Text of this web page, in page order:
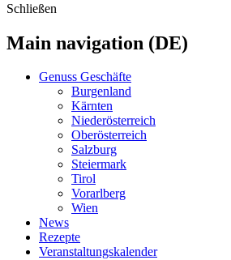
Schließen
Main navigation (DE)
Genuss Geschäfte
Burgenland
Kärnten
Niederösterreich
Oberösterreich
Salzburg
Steiermark
Tirol
Vorarlberg
Wien
News
Rezepte
Veranstaltungskalender